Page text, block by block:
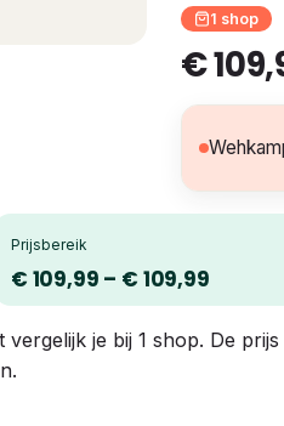
1 shop
€
Prijsbereik
€ 109,99 – € 109,99
je bij 1 shop. De